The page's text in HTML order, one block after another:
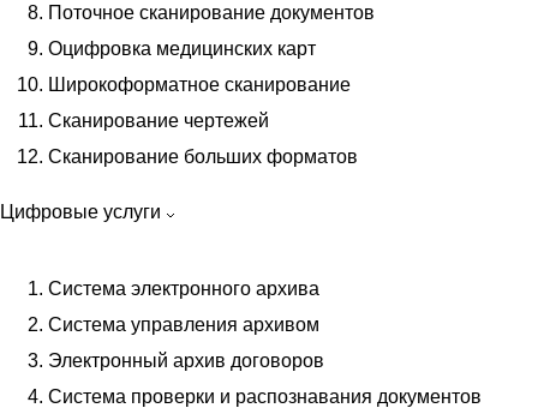
Поточное сканирование документов
Оцифровка медицинских карт
Широкоформатное сканирование
Сканирование чертежей
Сканирование больших форматов
Цифровые услуги
Система электронного архива
Система управления архивом
Электронный архив договоров
Система проверки и распознавания документов
Депозитарное
Оперативное
Бухгалтерских
Уничтожение документов шредером
Уничтожение пластиковых карт
Уничтожение архивных документов
Утилизация бухгалтерских документов
Уничтожение юридических документов